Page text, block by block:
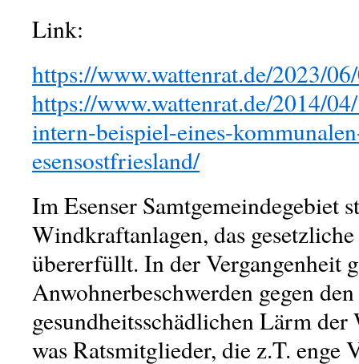
Link:
https://www.wattenrat.de/2023/
https://www.wattenrat.de/2014/
intern-beispiel-eines-
esensostfriesland/
Im Esenser Samtgemeindegebiet
Windkraftanlagen, das
übererfüllt. In der Vergangenheit
Anwohnerbeschwerden gegen den
gesundheitsschädlichen Lärm
was Ratsmitglieder, die z.T. enge